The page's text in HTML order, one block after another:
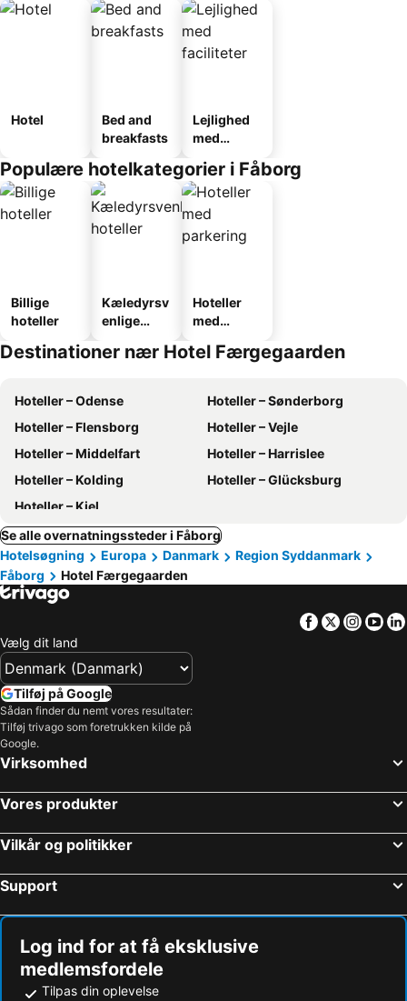
Hotel
Bed and
breakfasts
Lejlighed
med
Populære hotelkategorier i Fåborg
Billige
hoteller
Kæledyrsv
enlige
Hoteller
med
Destinationer nær Hotel Færgegaarden
Hoteller – Odense
Hoteller – Sønderborg
Hoteller – Flensborg
Hoteller – Vejle
Hoteller – Middelfart
Hoteller – Harrislee
Hoteller – Kolding
Hoteller – Glücksburg
Hoteller – Kiel
Se alle overnatningssteder i Fåborg
Hotelsøgning
Europa Danmark
Region Syddanmark
Fåborg
Hotel Færgegaarden
Facebook
Twitter
Vælg dit land
Tilføj på Google
Sådan finder du nemt vores resultater:
Tilføj trivago som foretrukken kilde på
Google.
Virksomhed
Vores produkter
Vilkår og politikker
Support
Log ind for at få eksklusive
medlemsfordele
Tilpas din oplevelse